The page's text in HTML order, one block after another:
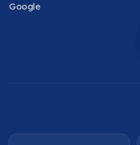
Google